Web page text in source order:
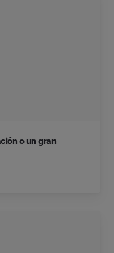
o un gran